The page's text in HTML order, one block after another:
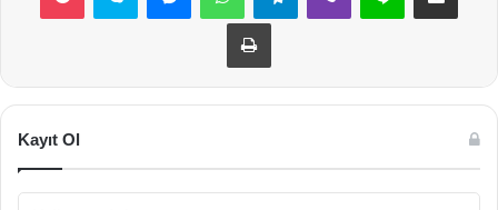
Yazdır
Kayıt Ol